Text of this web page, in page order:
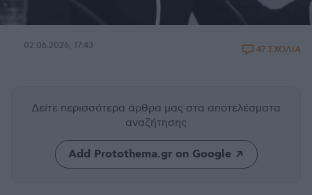
02.06.2026, 17:43 47 ΣΧΟΛΙΑ
Δείτε περισσότερα άρθρα μας στα αποτελέσματα
αναζήτησης
Add Protothema.gr on Google